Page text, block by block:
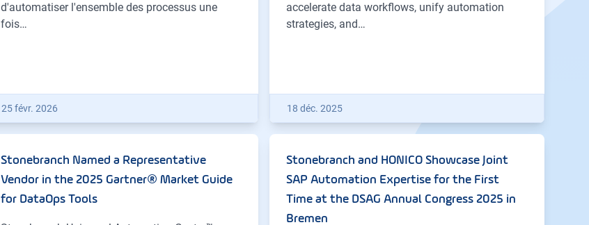
d'automatiser l'ensemble des processus une
fois…
25 févr. 2026
accelerate data workflows, unify automation
strategies, and…
18 déc. 2025
Stonebranch Named a Representative
Vendor in the 2025 Gartner® Market Guide
for DataOps Tools
Stonebranch and HONICO Showcase Joint
SAP Automation Expertise for the First
Time at the DSAG Annual Congress 2025 in
Bremen